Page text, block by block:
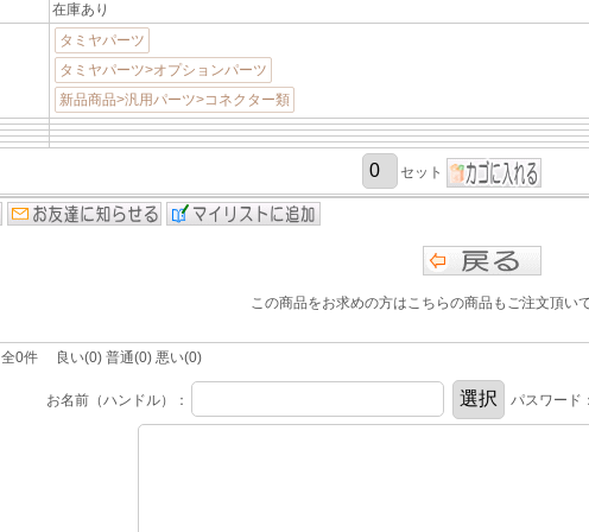
在庫あり
タミヤパーツ
タミヤパーツ>オプションパーツ
新品商品>汎用パーツ>コネクター類
セット
この商品をお求めの方はこちらの商品もご注文頂い
全0件 良い(0) 普通(0) 悪い(0)
お名前（ハンドル）： パスワード：